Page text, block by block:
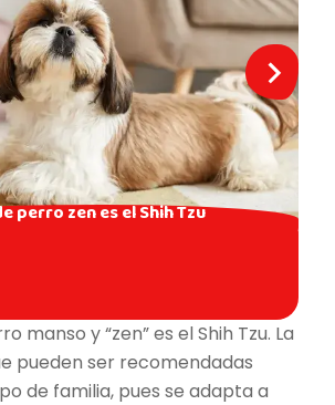
perro zen es el Shih Tzu
manso y “zen” es el Shih Tzu. La
pueden ser recomendadas
de familia, pues se adapta a